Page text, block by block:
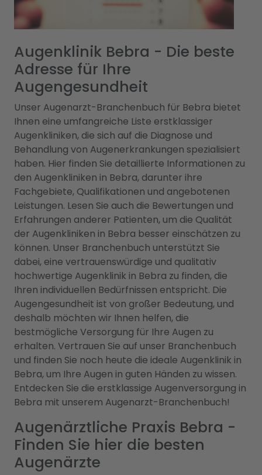
Augenklinik Bebra - Die beste
Adresse für Ihre
Augengesundheit
Unser Augenarzt-Branchenbuch für Bebra bietet
Ihnen eine umfangreiche Liste erstklassiger
Augenkliniken, die sich auf die Diagnose und
Behandlung von Augenerkrankungen spezialisiert
haben. Hier finden Sie detaillierte Informationen zu
den Augenkliniken in Bebra, darunter ihre
Fachgebiete, Qualifikationen und angebotenen
Leistungen. Lesen Sie auch die Bewertungen und
Erfahrungen anderer Patienten, um die Qualität
der Augenkliniken in Bebra besser einschätzen zu
können. Unser Branchenbuch unterstützt Sie
dabei, eine vertrauenswürdige und qualitativ
hochwertige Augenklinik in Bebra zu finden, die
Ihren individuellen Bedürfnissen entspricht. Die
Augengesundheit ist von großer Bedeutung, und
deshalb möchten wir Ihnen helfen, die
bestmögliche Versorgung für Ihre Augen zu
erhalten. Vertrauen Sie auf unser Branchenbuch
und finden Sie noch heute die ideale Augenklinik in
Bebra, um Ihre Augen in guten Händen zu wissen.
Entdecken Sie die erstklassige Augenversorgung in
Bebra mit unserem Augenarzt-Branchenbuch!
Augenärztliche Praxis Bebra -
Finden Sie hier die besten
Augenärzte